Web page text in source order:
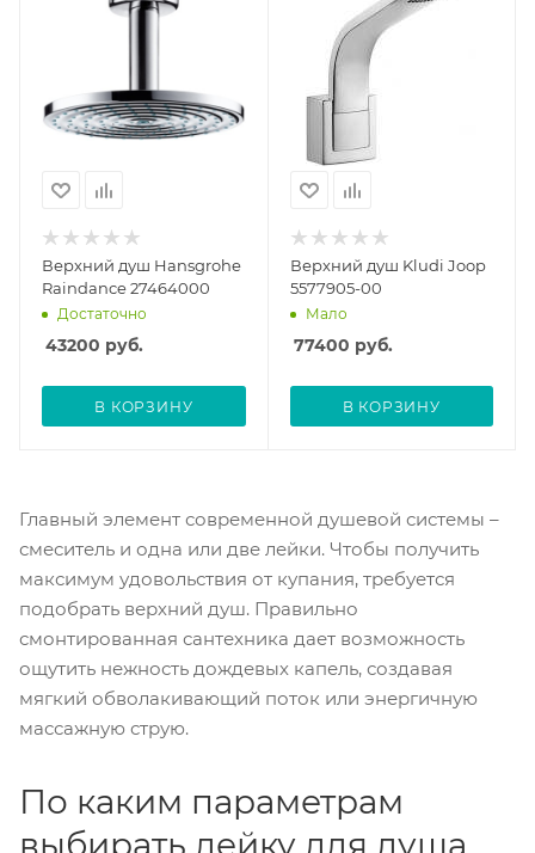
Верхний душ Hansgrohe
Raindance 27464000
Достаточно
43200 руб.
В КОРЗИНУ
Верхний душ Kludi Joop
5577905-00
Мало
77400 руб.
В КОРЗИНУ
Главный элемент современной душевой системы –
смеситель и одна или две лейки. Чтобы получить
максимум удовольствия от купания, требуется
подобрать верхний душ. Правильно
смонтированная сантехника дает возможность
ощутить нежность дождевых капель, создавая
мягкий обволакивающий поток или энергичную
массажную струю.
По каким параметрам
выбирать лейку для душа